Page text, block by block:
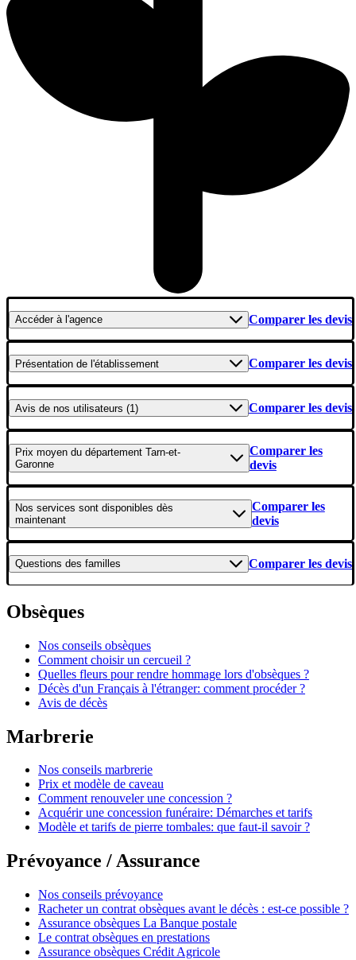
Accéderà l'agence Comparer les devis
Présentation de l'établissement Comparer les devis
Avis de nos utilisateurs (1) Comparer les devis
Prix moyen du département Tarn-et-
Garonne
Comparer les
devis
Nos services sont disponibles dès
maintenant
Comparer les
devis
Questions des familles Comparer les devis
Obsèques
Nos conseils obsèques
Comment choisir un cercueil ?
Quelles fleurs pour rendre hommage lors d'obsèques ?
Décès d'un Français à l'étranger: comment procéder ?
Avis de décès
Marbrerie
Nos conseils marbrerie
Prix et modèle de caveau
Comment renouveler une concession ?
Acquérir une concession funéraire: Démarches et tarifs
Modèle et tarifs de pierre tombales: que faut-il savoir ?
Prévoyance / Assurance
Nos conseils prévoyance
Racheter un contrat obsèques avant le décès : est-ce possible ?
Assurance obsèques La Banque postale
Le contrat obsèques en prestations
Assurance obsèques Crédit Agricole